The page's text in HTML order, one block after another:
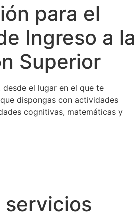
para el
Ingreso a la
Superior
desde el lugar en el que te
dispongas con actividades
cognitivas, matemáticas y
servicios